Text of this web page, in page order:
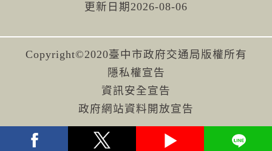
更新日期 2026-08-06
Copyright©2020臺中市政府交通局版權所有
隱私權宣告
資訊安全宣告
政府網站資料開放宣告